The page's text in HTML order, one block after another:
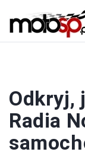
Odkryj,
Radia